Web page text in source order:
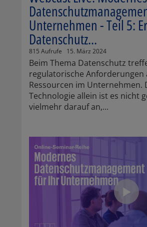
Unternehmen - Teil 5:
Datenschutz...
815 Aufrufe 15. März 2024
Beim Thema Datenschutz
regulatorische Anforderungen
Ressourcen im Unternehmen.
Technologie allein ist es nicht
vielmehr darauf an,...